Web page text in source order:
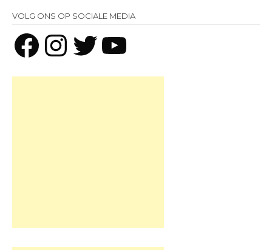
VOLG ONS OP SOCIALE MEDIA
FacebookInstagramTwitter YouTube